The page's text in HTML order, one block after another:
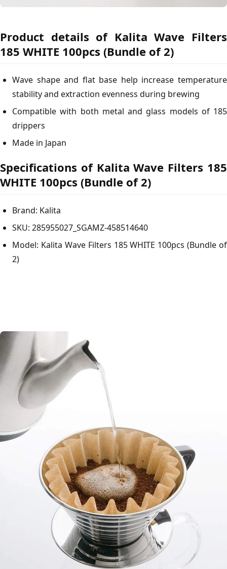
Product details of Kalita Wave Filters
185 WHITE 100pcs (Bundle of 2)
Wave shape and flat base help increase temperature
stability and extraction evenness during brewing
Compatible with both metal and glass models of 185
drippers
Made in Japan
Specifications of Kalita Wave Filters 185
WHITE 100pcs (Bundle of 2)
Brand: Kalita
SKU: 285955027_SGAMZ-458514640
Model: Kalita Wave Filters 185 WHITE 100pcs (Bundle of
2)